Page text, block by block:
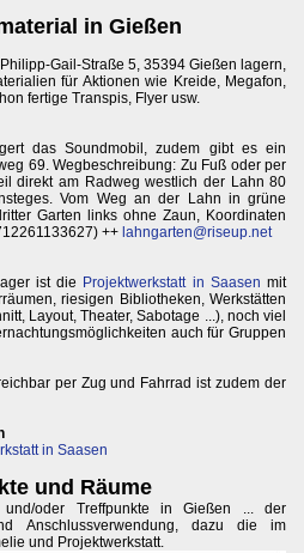
in Gießen
Gail-Straße 5, 35394 Gießen lagern,
für Aktionen wie Kreide, Megafon,
fertige Transpis, Flyer usw.
das Soundmobil, zudem gibt es ein
69. Wegbeschreibung: Zu Fuß oder per
direkt am Radweg westlich der Lahn 80
Vom Weg an der Lahn in grüne
Garten links ohne Zaun, Koordinaten
++ lahngarten@riseup.net
ist die Projektwerkstatt in Saasen mit
riesigen Bibliotheken, Werkstätten
Layout, Theater, Sabotage ...), noch viel
auch für Gruppen
per Zug und Fahrrad ist zudem der
in Saasen
und Räume
oder Treffpunkte in Gießen ... der
Anschlussverwendung, dazu die im
und Projektwerkstatt.